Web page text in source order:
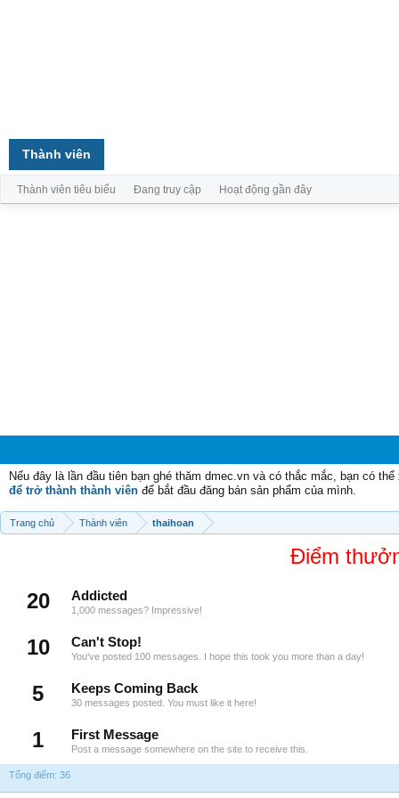
Nếu đây là lần đầu tiên bạn ghé thăm dmec.vn và có thắc mắc, bạn có
để trở thành thành viên để bắt đầu đăng bán sản phẩm của mình.
Trang chủ Thành viên thaihoan
Điểm
20
Addicted
1,000 messages? Impressive!
10 Can't Stop!
You've posted 100 messages. I hope this took you more than a day!
5 Keeps Coming Back
30 messages posted. You must like it here!
1 First Message
Post a message somewhere on the site to receive this.
Tổng điểm: 36
Trang chủ
Thành viên tiêu biểu Đang truy cập Hoạt động gần đây